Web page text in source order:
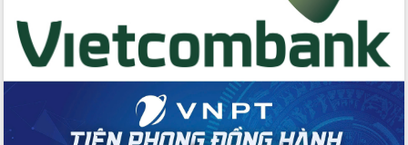
trong thương mại điện tử năm 2026
Đoàn đại biểu Quốc hội tỉnh Đắk Lắk
trao đổi thông tin trước Kỳ họp thứ
Quyết liệt cải cách hành chính, khơi
thông nguồn lực phát triển